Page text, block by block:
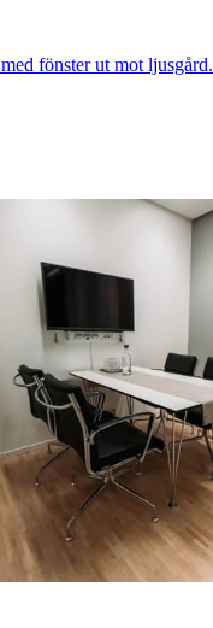
fönster ut mot ljusgård.